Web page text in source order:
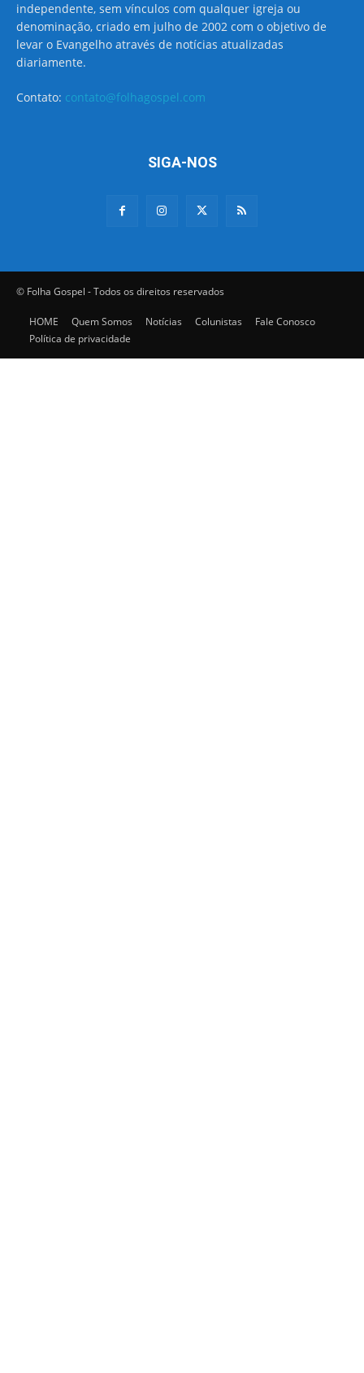
independente, sem vínculos com qualquer igreja ou
denominação, criado em julho de 2002 com o objetivo de
levar o Evangelho através de notícias atualizadas
diariamente.
Contato: contato@folhagospel.com
SIGA-NOS
© Folha Gospel - Todos os direitos reservados
HOME Quem Somos Notícias Colunistas
Fale Conosco
Política de privacidade